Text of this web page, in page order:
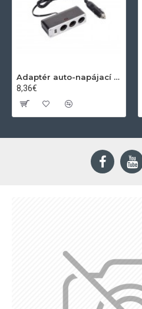
Adaptér auto-napájací 1xkon./3x zdierka- 12/24V, USB 1000mA
8,36€